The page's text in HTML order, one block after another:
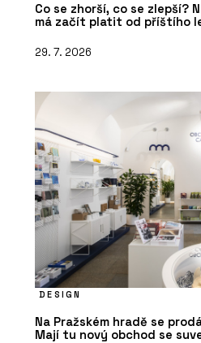
Co se zhorší, co se zlepší?
má začít platit od příštího
29. 7. 2026
DESIGN
Na Pražském hradě se
Mají tu nový obchod se